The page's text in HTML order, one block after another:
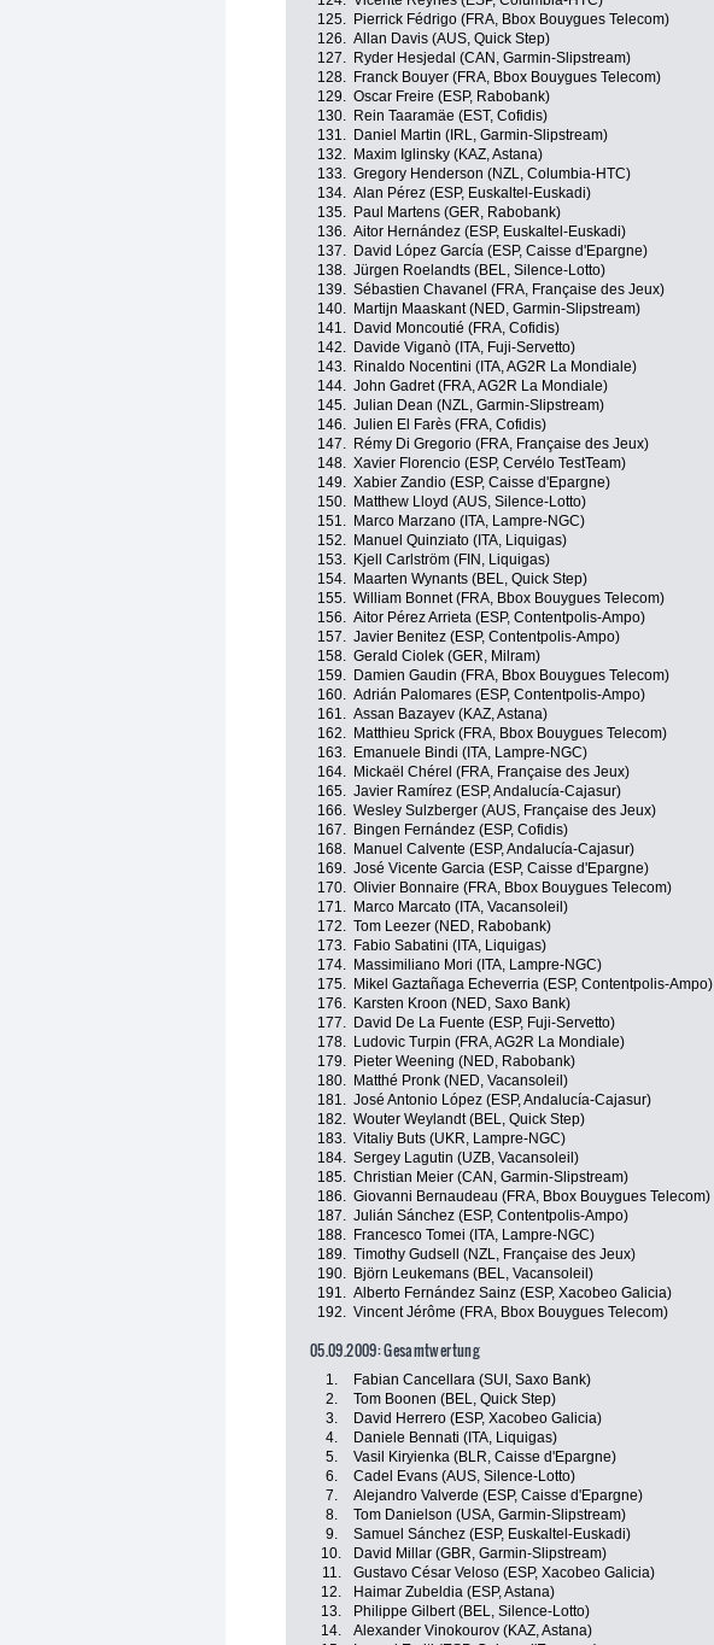
125.
Pierrick Fédrigo (FRA, Bbox Bouygues Telecom)
126. Allan Davis (AUS, Quick Step)
127.
Ryder Hesjedal (CAN, Garmin-Slipstream)
128.
Franck Bouyer (FRA, Bbox Bouygues Telecom)
129. Oscar Freire (ESP, Rabobank)
130.
Rein Taaramäe (EST, Cofidis)
131.
Daniel Martin (IRL, Garmin-Slipstream)
132.
Maxim Iglinsky (KAZ, Astana)
133. Gregory Henderson (NZL, Columbia-HTC)
134. Alan Pérez (ESP, Euskaltel-Euskadi)
135.
Paul Martens (GER, Rabobank)
136. Aitor Hernández (ESP, Euskaltel-Euskadi)
137.
David López García (ESP, Caisse d'Epargne)
138. Jürgen Roelandts (BEL, Silence-Lotto)
139. Sébastien Chavanel (FRA, Française des Jeux)
140.
Martijn Maaskant (NED, Garmin-Slipstream)
141.
David Moncoutié (FRA, Cofidis)
142.
Davide Viganò (ITA, Fuji-Servetto)
143.
Rinaldo Nocentini (ITA, AG2R La Mondiale)
144. John Gadret (FRA, AG2R La Mondiale)
145. Julian Dean (NZL, Garmin-Slipstream)
146. Julien El Farès (FRA, Cofidis)
147.
Rémy Di Gregorio (FRA, Française des Jeux)
148. Xavier Florencio (ESP, Cervélo TestTeam)
149. Xabier Zandio (ESP, Caisse d'Epargne)
150.
Matthew Lloyd (AUS, Silence-Lotto)
151.
Marco Marzano (ITA, Lampre-NGC)
152.
Manuel Quinziato (ITA, Liquigas)
153.
Kjell Carlström (FIN, Liquigas)
154.
Maarten Wynants (BEL, Quick Step)
155. William Bonnet (FRA, Bbox Bouygues Telecom)
156. Aitor Pérez Arrieta (ESP, Contentpolis-Ampo)
157. Javier Benitez (ESP, Contentpolis-Ampo)
158. Gerald Ciolek (GER, Milram)
159.
Damien Gaudin (FRA, Bbox Bouygues Telecom)
160. Adrián Palomares (ESP, Contentpolis-Ampo)
161. Assan Bazayev (KAZ, Astana)
162.
Matthieu Sprick (FRA, Bbox Bouygues Telecom)
163.
Emanuele Bindi (ITA, Lampre-NGC)
164.
Mickaël Chérel (FRA, Française des Jeux)
165. Javier Ramírez (ESP, Andalucía-Cajasur)
166. Wesley Sulzberger (AUS, Française des Jeux)
167.
Bingen Fernández (ESP, Cofidis)
168.
Manuel Calvente (ESP, Andalucía-Cajasur)
169. José Vicente Garcia (ESP, Caisse d'Epargne)
170. Olivier Bonnaire (FRA, Bbox Bouygues Telecom)
171.
Marco Marcato (ITA, Vacansoleil)
172. Tom Leezer (NED, Rabobank)
173.
Fabio Sabatini (ITA, Liquigas)
174.
Massimiliano Mori (ITA, Lampre-NGC)
175.
Mikel Gaztañaga Echeverria (ESP, Contentpolis-Ampo)
176.
Karsten Kroon (NED, Saxo Bank)
177.
David De La Fuente (ESP, Fuji-Servetto)
178.
Ludovic Turpin (FRA, AG2R La Mondiale)
179.
Pieter Weening (NED, Rabobank)
180.
Matthé Pronk (NED, Vacansoleil)
181. José Antonio López (ESP, Andalucía-Cajasur)
182. Wouter Weylandt (BEL, Quick Step)
183. Vitaliy Buts (UKR, Lampre-NGC)
184. Sergey Lagutin (UZB, Vacansoleil)
185. Christian Meier (CAN, Garmin-Slipstream)
186. Giovanni Bernaudeau (FRA, Bbox Bouygues Telecom)
187. Julián Sánchez (ESP, Contentpolis-Ampo)
188.
Francesco Tomei (ITA, Lampre-NGC)
189. Timothy Gudsell (NZL, Française des Jeux)
190.
Björn Leukemans (BEL, Vacansoleil)
191. Alberto Fernández Sainz (ESP, Xacobeo Galicia)
192. Vincent Jérôme (FRA, Bbox Bouygues Telecom)
05.09.2009: Gesamtwertung
1. Fabian Cancellara (SUI, Saxo Bank)
2.
Tom Boonen (BEL, Quick Step)
3.
David Herrero (ESP, Xacobeo Galicia)
4.
Daniele Bennati (ITA, Liquigas)
5.
Vasil Kiryienka (BLR, Caisse d'Epargne)
6.
Cadel Evans (AUS, Silence-Lotto)
7.
Alejandro Valverde (ESP, Caisse d'Epargne)
8.
Tom Danielson (USA, Garmin-Slipstream)
9.
Samuel Sánchez (ESP, Euskaltel-Euskadi)
10.
David Millar (GBR, Garmin-Slipstream)
11.
Gustavo César Veloso (ESP, Xacobeo Galicia)
12.
Haimar Zubeldia (ESP, Astana)
13.
Philippe Gilbert (BEL, Silence-Lotto)
14.
Alexander Vinokourov (KAZ, Astana)